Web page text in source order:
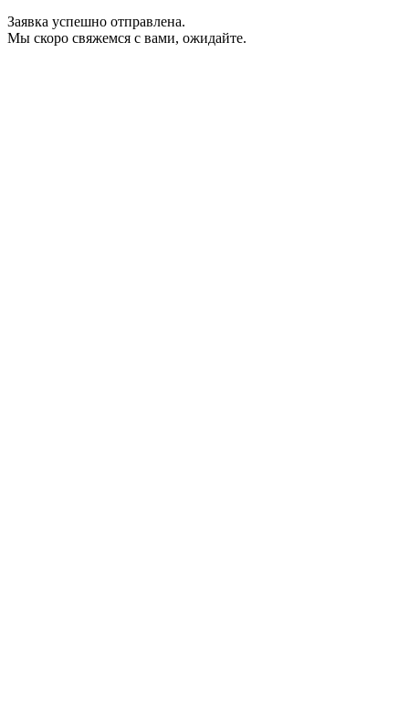
Заявка успешно отправлена.
Мы скоро свяжемся с вами, ожидайте.